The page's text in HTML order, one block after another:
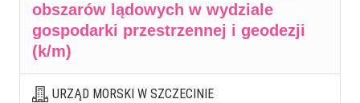
obszarów lądowych w wydziale
gospodarki przestrzennej i geodezji
(k/m)
URZĄD MORSKI W SZCZECINIE